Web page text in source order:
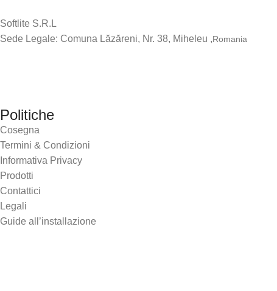
Softlite S.R.L
Sede Legale: Comuna Lăzăreni, Nr. 38, Miheleu ,Romania
Politiche
Cosegna
Termini & Condizioni
Informativa Privacy
Prodotti
Contattici
Legali
Guide all’installazione